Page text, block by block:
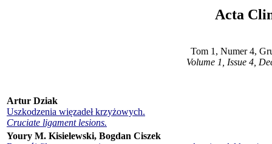
Acta
Tom 1, Numer 4,
Volume 1, Issue 4,
Artur Dziak
Uszkodzenia więzadeł krzyżowych.
Cruciate ligament lesions.
Youry M. Kisielewski, Bogdan Ciszek